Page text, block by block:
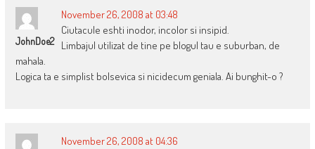
JohnDoe2
November 26, 2008 at 03:48
Ciutacule eshti inodor, incolor si insipid.
Limbajul utilizat de tine pe blogul tau e suburban, de
mahala.
Logica ta e simplist bolsevica si nicidecum geniala. Ai bunghit-o ?
November 26, 2008 at 04:36